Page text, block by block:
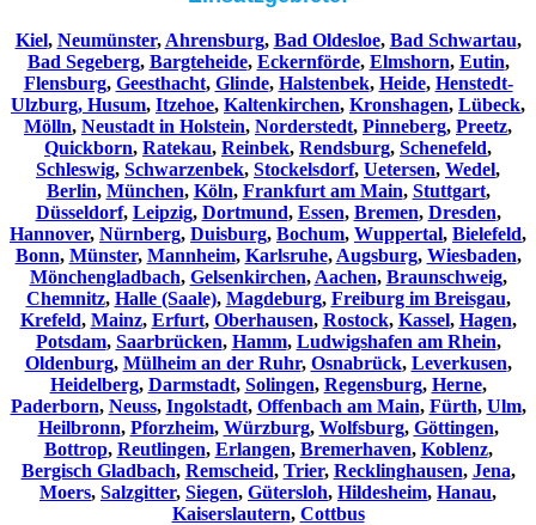
Kiel, Neumünster, Ahrensburg, Bad Oldesloe, Bad Schwartau,
Bad Segeberg, Bargteheide, Eckernförde, Elmshorn, Eutin,
Flensburg, Geesthacht, Glinde, Halstenbek, Heide, Henstedt-
Ulzburg, Husum, Itzehoe, Kaltenkirchen, Kronshagen, Lübeck,
Mölln, Neustadt in Holstein, Norderstedt, Pinneberg, Preetz,
Quickborn, Ratekau, Reinbek, Rendsburg, Schenefeld,
Schleswig, Schwarzenbek, Stockelsdorf, Uetersen, Wedel,
Berlin, München, Köln, Frankfurt am Main, Stuttgart,
Düsseldorf, Leipzig, Dortmund, Essen, Bremen, Dresden,
Hannover, Nürnberg, Duisburg, Bochum, Wuppertal, Bielefeld,
Bonn, Münster, Mannheim, Karlsruhe, Augsburg, Wiesbaden,
Mönchengladbach, Gelsenkirchen, Aachen, Braunschweig,
Chemnitz⁠, Halle (Saale), Magdeburg, Freiburg im Breisgau,
Krefeld, Mainz, Erfurt, Oberhausen, Rostock, Kassel, Hagen,
Potsdam, Saarbrücken, Hamm, Ludwigshafen am Rhein,
Oldenburg, Mülheim an der Ruhr, Osnabrück, Leverkusen,
Heidelberg, Darmstadt, Solingen, Regensburg, Herne,
Paderborn, Neuss, Ingolstadt, Offenbach am Main, Fürth, Ulm,
Heilbronn, Pforzheim, Würzburg, Wolfsburg, Göttingen,
Bottrop, Reutlingen, Erlangen, Bremerhaven, Koblenz,
Bergisch Gladbach, Remscheid, Trier, Recklinghausen, Jena,
Moers, Salzgitter, Siegen, Gütersloh, Hildesheim, Hanau,
Kaiserslautern, Cottbus